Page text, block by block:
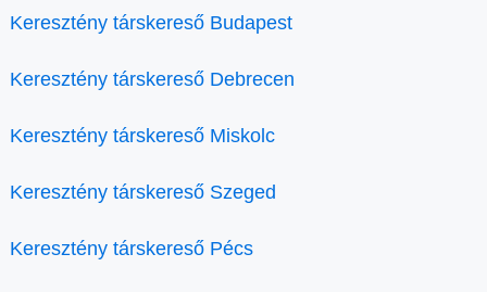
Keresztény társkereső Budapest
Keresztény társkereső Debrecen
Keresztény társkereső Miskolc
Keresztény társkereső Szeged
Keresztény társkereső Pécs